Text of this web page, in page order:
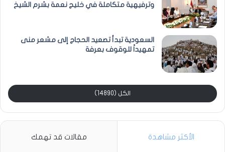
وترفيهية متكاملة في خليج نعمة بشرم الشيخ
السعودية تبدأ تصعيد الحجاج إلى مشعر منى
تمهيداً للوقوف بعرفة
الكل (14890)
الأكثر مشاهدة مقالات قد تهمك